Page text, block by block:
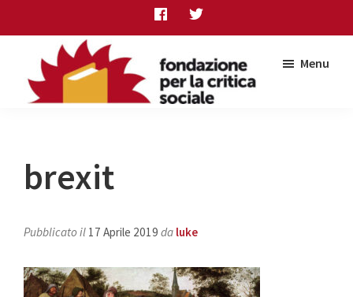
to
content
to
primary
sidebar
to
critica
sociale
Menu
brexit
Pubblicato il 17 Aprile 2019 da luke